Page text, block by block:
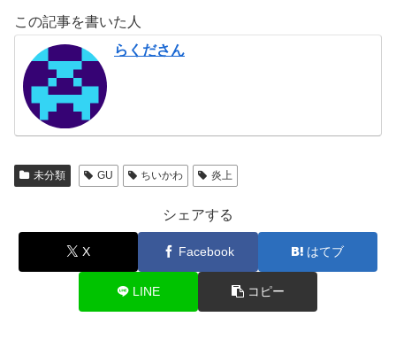
この記事を書いた人
らくださん
未分類 GU ちいかわ 炎上
シェアする
X Facebook はてブ
LINE コピー